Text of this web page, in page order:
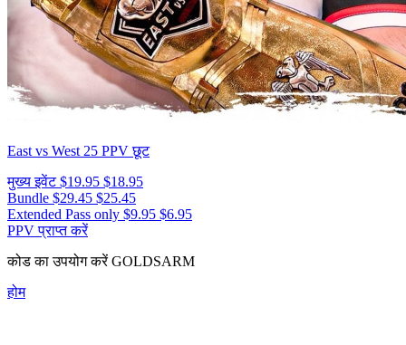
East vs West 25 PPV छूट
मुख्य इवेंट$19.95 $18.95
Bundle $29.45 $25.45
Extended Pass only $9.95 $6.95
PPV प्राप्त करें
कोड का उपयोग करेंGOLDSARM
होम